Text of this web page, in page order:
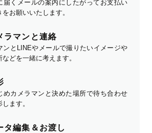
届くメールの案内にしたがってお支払い
お願いいたします。
ラマンと連絡
ンとLINEやメールで撮りたいイメージや
どを一緒に考えます。
めカメラマンと決めた場所で待ち合わせ
ます。
タ編集＆お渡し